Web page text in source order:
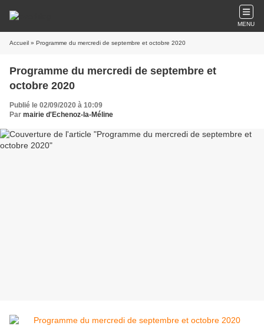
MENU
Accueil » Programme du mercredi de septembre et octobre 2020
Programme du mercredi de septembre et
octobre 2020
Publié le 02/09/2020 à 10:09
Par mairie d'Echenoz-la-Méline